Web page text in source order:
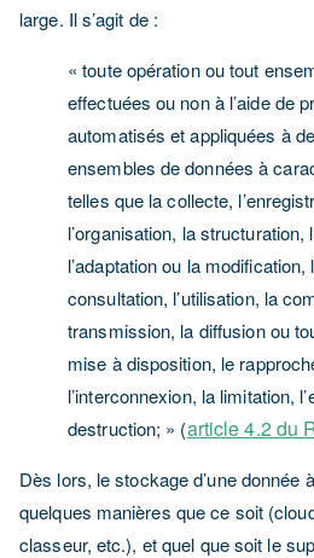
large. Il s’agit de :
« toute opération ou tout
effectuées ou non à l’aide de
automatisés et appliquées à
ensembles de données à
telles que la collecte,
l’organisation, la
l’adaptation ou la modification,
consultation, l’utilisation, la
transmission, la diffusion ou
mise à disposition, le
l’interconnexion, la limitation,
destruction; » (article 4.2 du
Dès lors, le stockage d’une donnée
quelques manières que ce soit
classeur, etc.), et quel que soit le